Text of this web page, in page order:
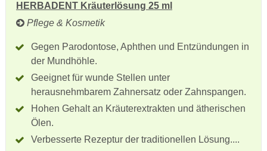
HERBADENT Kräuterlösung 25 ml
Pflege & Kosmetik
Gegen Parodontose, Aphthen und Entzündungen in
der Mundhöhle.
Geeignet für wunde Stellen unter
herausnehmbarem Zahnersatz oder Zahnspangen.
Hohen Gehalt an Kräuterextrakten und ätherischen
Ölen.
Verbesserte Rezeptur der traditionellen Lösung....